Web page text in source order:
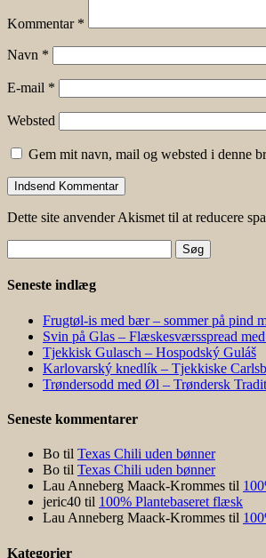
Kommentar *
Navn *
E-mail *
Websted
Gem mit navn, mail og websted i denne
Dette site anvender Akismet til at reducere
efter:
Seneste indlæg
Frugtøl-is med bær – sommer på pind
Svin på Glas – Flæskesværsspread
Tjekkisk Gulasch – Hospodský Guláš
Karlovarský knedlík – Tjekkiske
Trøndersodd med Øl – Trøndersk
Seneste kommentarer
Bo til Texas Chili uden bønner
Bo til Texas Chili uden bønner
Lau Anneberg Maack-Krommes til
jeric40 til 100% Plantebaseret flæsk
Lau Anneberg Maack-Krommes til
Kategorier